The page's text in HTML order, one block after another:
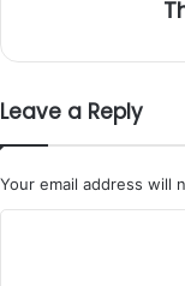
Leave a Reply
Your email address will